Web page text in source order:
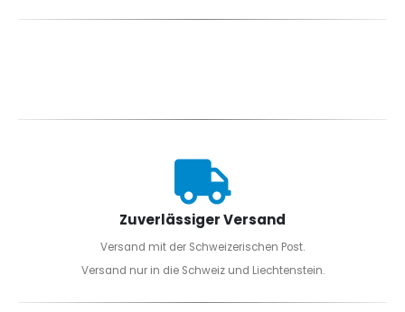
Zuverlässiger Versand
Versand mit der Schweizerischen Post.
Versand nur in die Schweiz und Liechtenstein.